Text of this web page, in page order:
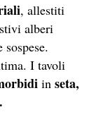
, allestiti
alberi
I tavoli
in seta,